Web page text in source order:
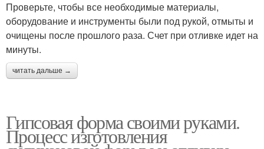
Проверьте, чтобы все необходимые материалы,
оборудование и инструменты были под рукой, отмыты и
очищены после прошлого раза. Счет при отливке идет на
минуты.
читать дальше →
Гипсовая форма своими руками.
Процесс изготовления